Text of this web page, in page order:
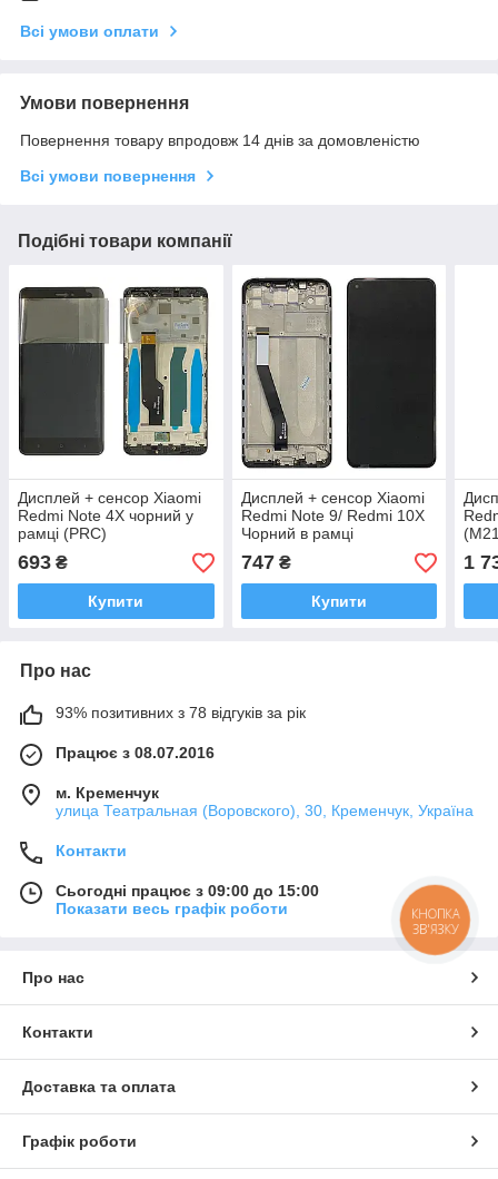
Всі умови оплати
Умови повернення
Повернення товару впродовж 14 днів за домовленістю
Всі умови повернення
Подібні товари компанії
Дисплей + сенсор Xiaomi
Redmi Note 4X чорний у
рамці (PRC)
693 ₴
Купити
Дисплей + сенсор Xiaomi
Redmi Note 9/ Redmi 10X
Чорний в рамці
747₴
Купити
1
Про нас
93% позитивних з 78 відгуків за рік
Працює з 08.07.2016
м. Кременчук
улица Театральная (Воровского), 30, Кременчук, Україна
Контакти
Сьогодні працює з 09:00 до 15:00
Показати весь графік роботи
Про нас
Контакти
Доставка та оплата
Графік роботи
КНОПКА
ЗВ'ЯЗКУ